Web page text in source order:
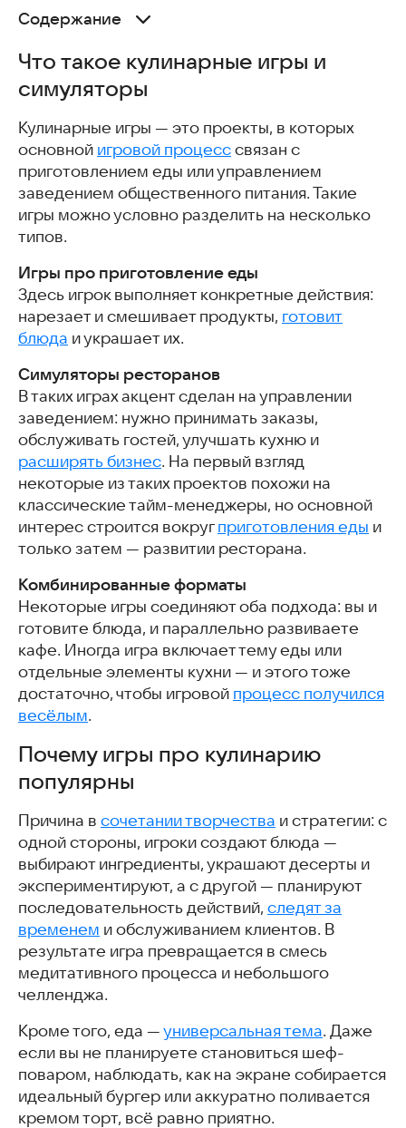
Содержание
Почему игры про кулинарию популярны
Особенности мобильного формата кулинарных игр
Cookingdom – кулинарное безумие
Hell's Cooking: симулятор кафе
Бургер, пожалуйста
Ферма и город
Райская ферма
Мастер желе
Десерты в Ряд
Пицца-шеф
Merge Restaurant: Makeover
Chefy-Chef
Coffee Craze
Фруктовый Ниндзя
Только Фрукты: аркады и игры
Поймай Конфету
Конфетки
My Food Street
Cake Maker: Kids Cooking Games
Как выбрать кулинарную игру
Скачать кулинарные симуляторы
Интересные и похожие статьи
Что такое кулинарные игры и
симуляторы
Кулинарные игры — это проекты, в которых
основной игровой процесс связан с
приготовлением еды или управлением
заведением общественного питания. Такие
игры можно условно разделить на несколько
типов.
Игры про приготовление еды
Здесь игрок выполняет конкретные действия:
нарезает и смешивает продукты, готовит
блюда и украшает их.
Симуляторы ресторанов
В таких играх акцент сделан на управлении
заведением: нужно принимать заказы,
обслуживать гостей, улучшать кухню и
расширять бизнес. На первый взгляд
некоторые из таких проектов похожи на
классические тайм-менеджеры, но основной
интерес строится вокругприготовления еды и
только затем — развитии ресторана.
Комбинированные форматы
Некоторые игры соединяют оба подхода: вы и
готовите блюда, и параллельно развиваете
кафе. Иногда игра включает тему еды или
отдельные элементы кухни — и этого тоже
достаточно, чтобы игровой процесс получился
весёлым.
Почему игры про кулинарию
популярны
Причина в сочетании творчества и стратегии: с
одной стороны, игроки создают блюда —
выбирают ингредиенты, украшают десерты и
экспериментируют, а с другой — планируют
последовательность действий, следят за
временем и обслуживанием клиентов. В
результате игра превращается в смесь
медитативного процесса и небольшого
челленджа.
Кроме того, еда — универсальная тема. Даже
если вы не планируете становиться шеф-
поваром, наблюдать, как на экране собирается
идеальный бургер или аккуратно поливается
кремом торт, всё равно приятно.